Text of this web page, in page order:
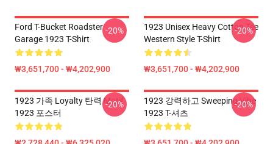
Ford T-Bucket Roadster
Garage 1923 T-Shirt
₩3,651,700 - ₩4,202,900
-20%
1923 Unisex Heavy Cotton Tee
Western Style T-Shirt
₩3,651,700 - ₩4,202,900
-20%
1923 가족 Loyalty 탄력 Motif
1923 포스터
-20%
1923 강력하고 Sweeping Vibe
1923 T-셔츠
-20%